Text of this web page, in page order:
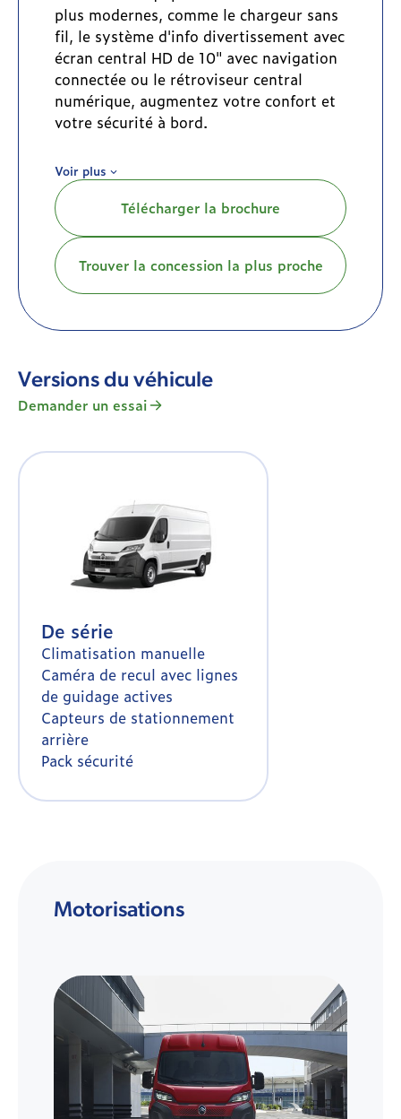
plus modernes, comme le chargeur sans
fil, le système d'info divertissement avec
écran central HD de 10" avec navigation
connectée ou le rétroviseur central
numérique, augmentez votre confort et
votre sécurité à bord.
plusieurs motorisations diesel, avec des
options puissantes et économiques
adaptées aux longs trajets. Il propose
une grande variété de configurations,
avec plusieurs longueurs ( L2, L3, L4) et
hauteurs (H1, H2, H3), permettant de
10 et 17 m³.
du Jumper, conserve les qualités de
capacité et de modularité du modèle
thermique, tout en apportant une
l’environnement. Il est proposé avec une
option de batterie pour une autonomie
allant jusqu’à 420 km en cycle WLTP.
Voir plus
Télécharger la brochure
Trouver la concession la plus proche
Versions du véhicule
Demander un essai
De série
Climatisation manuelle
Caméra de recul avec lignes
de guidage actives
Capteurs de stationnement
arrière
Pack sécurité
Motorisations